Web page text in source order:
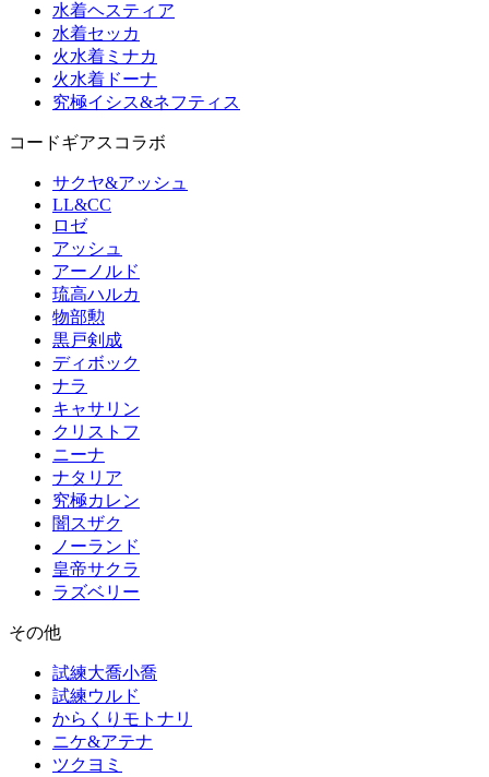
水着ヘスティア
水着セッカ
火水着ミナカ
火水着ドーナ
究極イシス&ネフティス
コードギアスコラボ
サクヤ&アッシュ
LL&CC
ロゼ
アッシュ
アーノルド
琉高ハルカ
物部勲
黒戸剣成
ディボック
ナラ
キャサリン
クリストフ
ニーナ
ナタリア
究極カレン
闇スザク
ノーランド
皇帝サクラ
ラズベリー
その他
試練大喬小喬
試練ウルド
からくりモトナリ
ニケ&アテナ
ツクヨミ